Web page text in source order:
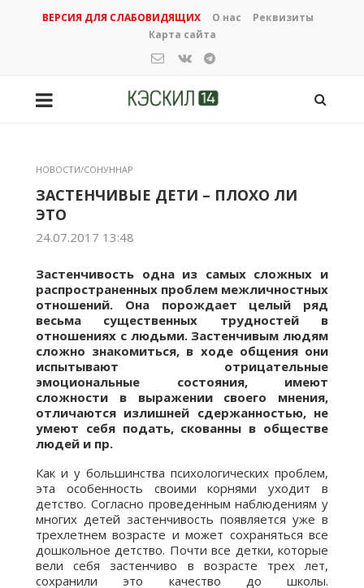
ВЕРСИЯ ДЛЯ СЛАБОВИДЯЩИХ О нас
Реквизиты
Карта сайта
НОВОСТИ/СОНУННАР
ЗАСТЕНЧИВЫЕ ДЕТИ – ПЛОХО ЛИ
ЭТО
24.07.2017 13:48
Застенчивость одна из самых сложных и
распространенных проблем межличностных
отношений. Она порождает целый ряд
весьма существенных трудностей в
отношениях с людьми. Застенчивым людям
сложно знакомиться, в ходе общения они
испытывают отрицательные
эмоциональные состояния, имеют
сложности в выражении своего мнения,
отличаются излишней сдержанностью, не
умеют себя подать, скованны в обществе
людей и пр.
Как и у большинства психологических проблем,
эта особенность своими корнями уходит в
детство. Согласно проведенным наблюдениям у
многих детей застенчивость появляется уже в
трехлетнем возрасте и может сохраняться все
дошкольное детство. Почти все детки, которые
вели себя застенчиво в возрасте трех лет,
сохранили это качество до школы.